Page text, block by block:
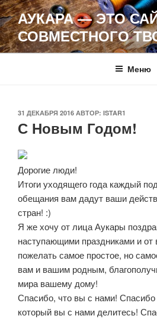
Перейти
к
содержимому
АУКАРА — ЭТО
СОВМЕСТНОГО
Меню
ОПУБЛИКОВАНО
31 ДЕКАБРЯ 2016 АВТОР: ISTAR1
С Новым Годом!
Дорогие люди!
Итоги уходящего года каждый
обещания вам дадут ваши
стран! :)
Я же хочу от лица Аукары
наступающими праздниками и от
пожелать самое простое, но
вам и вашим родным,
мира вашему дому!
Спасибо, что вы с нами! Спасибо
который вы с нами делитесь!